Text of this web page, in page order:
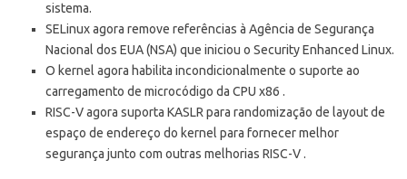
sistema.
SELinux agora remove referências à Agência de Segurança
Nacional dos EUA (NSA) que iniciou o Security Enhanced Linux.
O kernel agora habilita incondicionalmente o suporte ao
carregamento de microcódigo da CPU x86 .
RISC-V agora suporta KASLR para randomização de layout de
espaço de endereço do kernel para fornecer melhor
segurança junto com outras melhorias RISC-V .